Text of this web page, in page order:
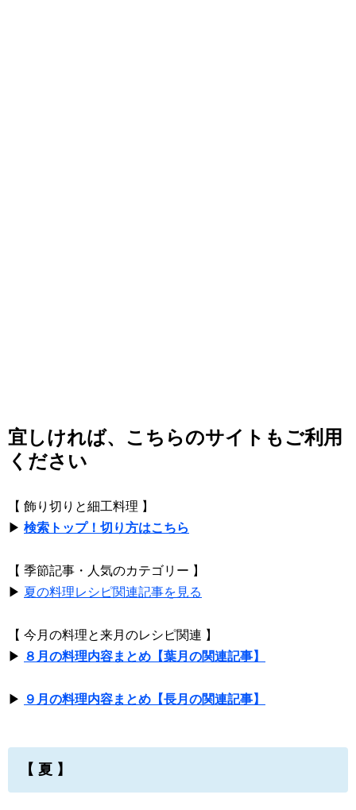
宜しければ、こちらのサイトもご利用
ください
【 飾り切りと細工料理 】
▶ 検索トップ！切り方はこちら
【 季節記事・人気のカテゴリー 】
▶ 夏の料理レシピ関連記事を見る
【 今月の料理と来月のレシピ関連 】
▶ ８月の料理内容まとめ【葉月の関連記事】
▶ ９月の料理内容まとめ【長月の関連記事】
【 夏 】